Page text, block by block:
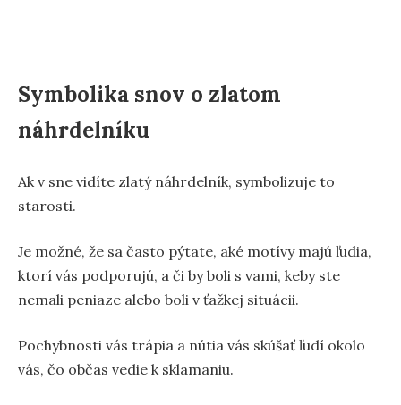
Symbolika snov o zlatom
náhrdelníku
Ak v sne vidíte zlatý náhrdelník, symbolizuje to
starosti.
Je možné, že sa často pýtate, aké motívy majú ľudia,
ktorí vás podporujú, a či by boli s vami, keby ste
nemali peniaze alebo boli v ťažkej situácii.
Pochybnosti vás trápia a nútia vás skúšať ľudí okolo
vás, čo občas vedie k sklamaniu.